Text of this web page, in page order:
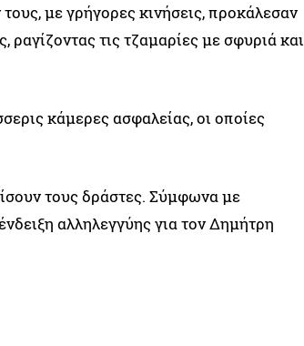
με γρήγορες κινήσεις, προκάλεσαν
τις τζαμαρίες με σφυριά και
κάμερες ασφαλείας, οι οποίες
τους δράστες. Σύμφωνα με
αλληλεγγύης για τον Δημήτρη